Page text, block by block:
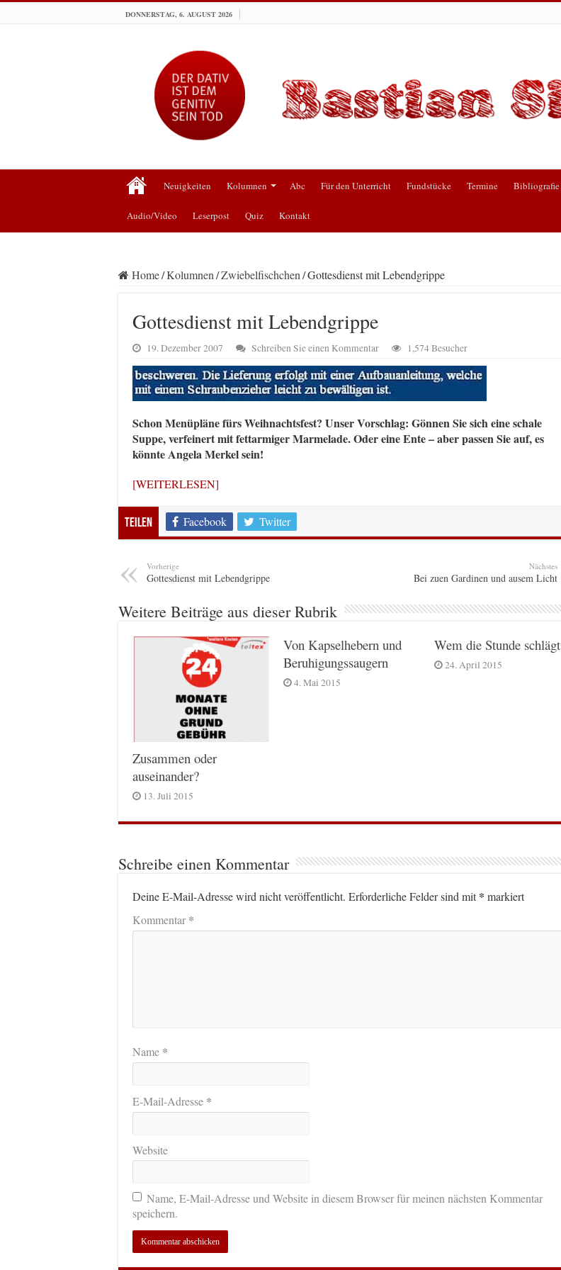
DONNERSTAG, 6. AUGUST 2026
Neuigkeiten Kolumnen Abc Für den Unterricht Fundstücke Termine Bibliografie
Audio/Video Leserpost Quiz Kontakt
Home/Kolumnen/Zwiebelfischchen/Gottesdienst mit Lebendgrippe
Gottesdienst mit Lebendgrippe
19. Dezember 2007 Schreiben Sie einen Kommentar 1,574 Besucher
Schon Menüpläne fürs Weihnachtsfest? Unser Vorschlag: Gönnen Sie sich eine schale
Suppe, verfeinert mit fettarmiger Marmelade. Oder eine Ente – aber passen Sie auf, es
könnte Angela Merkel sein!
[WEITERLESEN]
Teilen Facebook Twitter
Vorherige
Gottesdienst mit Lebendgrippe
Nächstes
Bei zuen Gardinen und ausem Licht
Weitere Beiträge aus dieser Rubrik
Zusammen oder
auseinander?
13. Juli 2015
Von Kapselhebern und
Beruhigungssaugern
4. Mai 2015
Wem die Stunde schlägt
24. April 2015
Schreibe einen Kommentar
Deine E-Mail-Adresse wird nicht veröffentlicht. Erforderliche Felder sind mit* markiert
Kommentar*
Name *
E-Mail-Adresse *
Website
Name, E-Mail-Adresse und Website in diesem Browser für meinen nächsten Kommentar
speichern.